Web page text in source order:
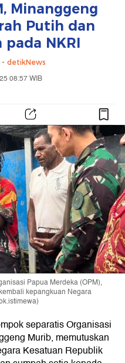
Minanggeng
Putih dan
pada NKRI
- detikNews
08:57 WIB
Papua Merdeka (OPM),
kepangkuan Negara
separatis Organisasi
Murib, memutuskan
Kesatuan Republik